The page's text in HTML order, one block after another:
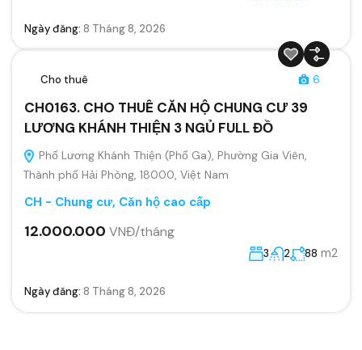
Ngày đăng: 8 Tháng 8, 2026
Cho thuê 6
CH0163. CHO THUÊ CĂN HỘ CHUNG CƯ 39
LƯƠNG KHÁNH THIỆN 3 NGỦ FULL ĐỒ
Phố Lương Khánh Thiện (Phố Ga), Phường Gia Viên,
Thành phố Hải Phòng, 18000, Việt Nam
CH - Chung cư, Căn hộ cao cấp
12.000.000 VNĐ/tháng
3 2 88 m2
Ngày đăng: 8 Tháng 8, 2026